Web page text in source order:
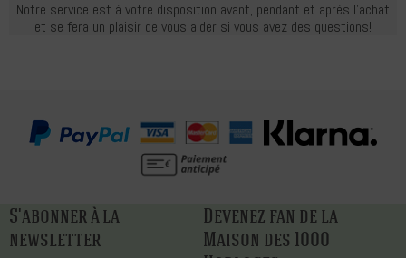
Notre service est à votre disposition avant, pendant et après l'achat
et se fera un plaisir de vous aider si vous avez des questions!
S'abonner à la
newsletter
Devenez fan de la
Maison des 1000